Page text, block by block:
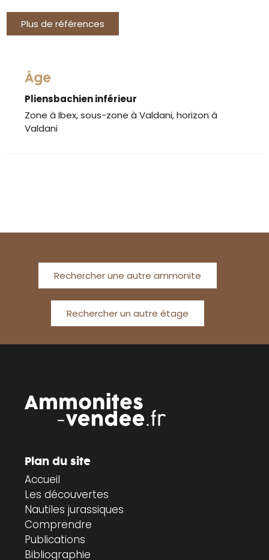
Plus de références
Âge
Pliensbachien inférieur
Zone à Ibex, sous-zone à Valdani, horizon à
Valdani
Rechercher une autre ammonite
Rechercher un autre étage
Plan du site
Accueil
Les découvertes
Nautiles jurassiques
Comprendre
Publications
Bibliographie